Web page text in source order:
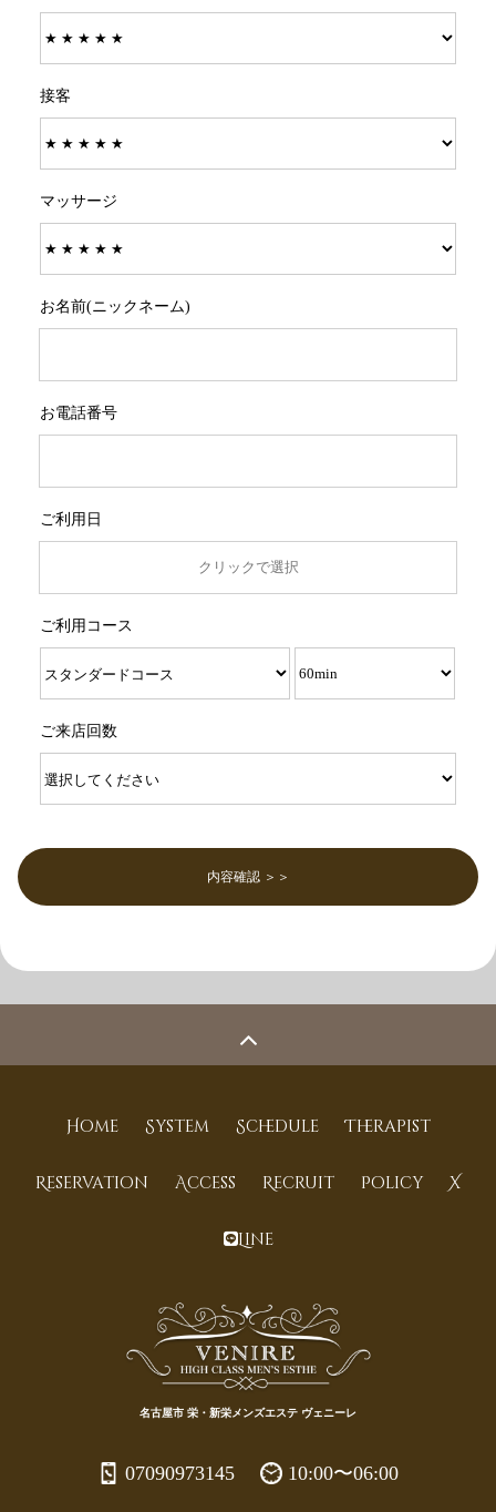
接客
マッサージ
お名前(ニックネーム)
お電話番号
ご利用日
ご利用コース
ご来店回数
内容確認 ＞＞
Home System Schedule Therapist
Reservation Access Recruit Policy X
Line
名古屋市 栄・新栄メンズエステ ヴェニーレ
07090973145 10:00〜06:00